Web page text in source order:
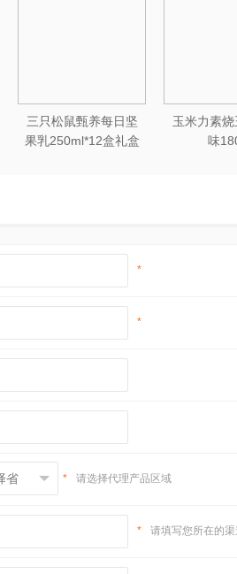
三只松鼠甄养每日坚
果乳250ml*12盒礼盒
玉米力素
味
*
*
* 请选择代理产品区域
* 请填写您所在的